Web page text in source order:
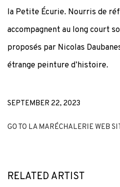
la Petite Écurie. Nourris de
accompagnent au long court
proposés par Nicolas
étrange peinture d’histoire.
SEPTEMBER 22, 2023
GO TO LA MARÉCHALERIE WEB
RELATED ARTIST